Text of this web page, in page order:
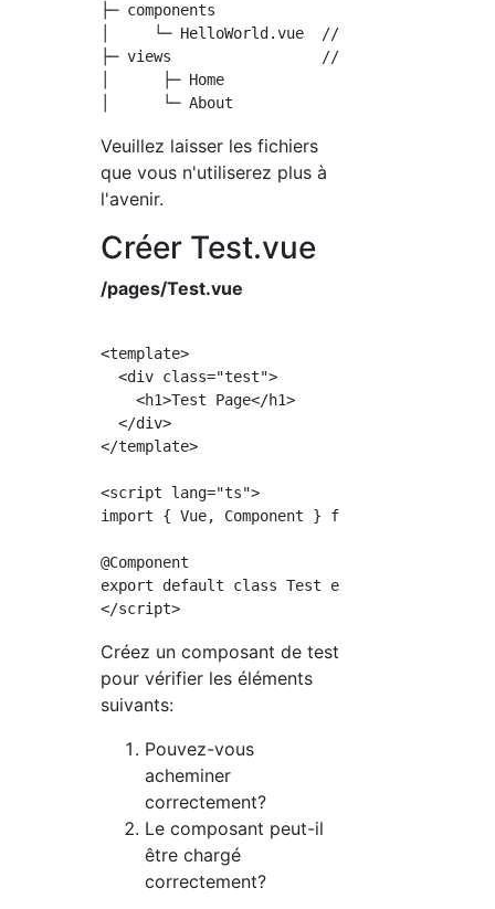
├─ components
│     └─ HelloWorld.vue  //Supprimer
├─ views                 //Supprimer tout le
│      ├─ Home
Veuillez laisser les fichiers
que vous n'utiliserez plus à
l'avenir.
Créer Test.vue
/pages/Test.vue
<template>
  <div class="test">
    <h1>Test Page</h1>
  </div>
</template>
<script lang="ts">
import { Vue, Component } from 'vue-
@Component
export default class Test extends Vue {}
Créez un composant de test
pour vérifier les éléments
suivants:
Pouvez-vous
acheminer
correctement?
Le composant peut-il
être chargé
correctement?